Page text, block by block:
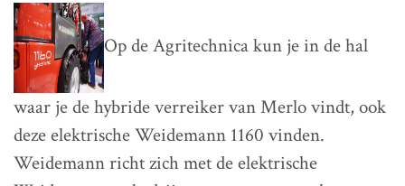
Op de Agritechnica kun je in de hal
waar je de hybride verreiker van Merlo vindt, ook
deze elektrische Weidemann 1160 vinden.
Weidemann richt zich met de elektrische